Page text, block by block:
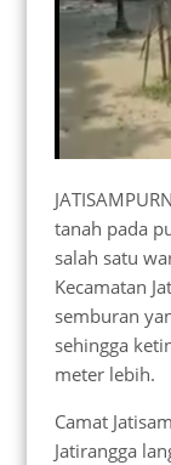
tanah pada
salah satu
Kecamatan
semburan
sehingga
meter lebih.
Camat
Jatirangga